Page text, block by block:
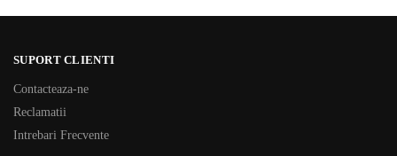
SUPORT CLIENTI
Contacteaza-ne
Reclamatii
Intrebari Frecvente